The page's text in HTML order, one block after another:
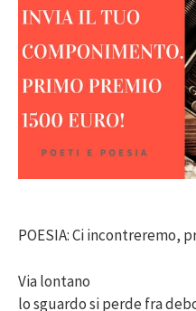
POESIA: Ci incontreremo,
Via lontano
lo sguardo si perde fra